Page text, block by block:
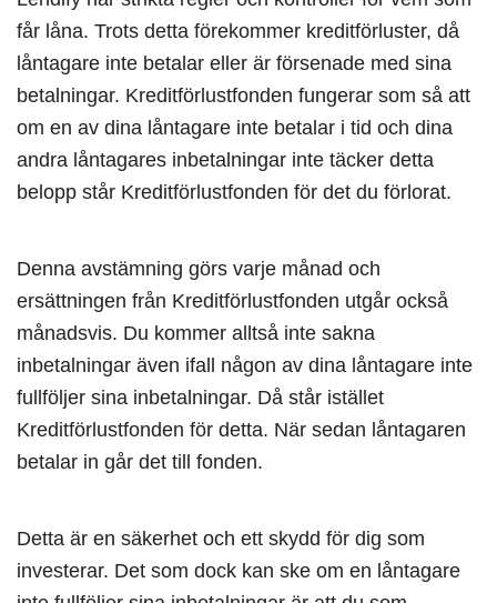
får låna. Trots detta förekommer kreditförluster, då
låntagare inte betalar eller är försenade med sina
betalningar. Kreditförlustfonden fungerar som så att
om en av dina låntagare inte betalar i tid och dina
andra låntagares inbetalningar inte täcker detta
belopp står Kreditförlustfonden för det du förlorat.
Denna avstämning görs varje månad och
ersättningen från Kreditförlustfonden utgår också
månadsvis. Du kommer alltså inte sakna
inbetalningar även ifall någon av dina låntagare inte
fullföljer sina inbetalningar. Då står istället
Kreditförlustfonden för detta. När sedan låntagaren
betalar in går det till fonden.
Detta är en säkerhet och ett skydd för dig som
investerar. Det som dock kan ske om en låntagare